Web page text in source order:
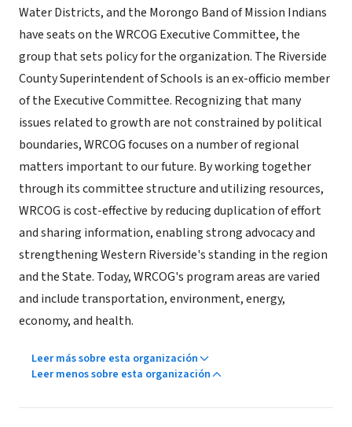
Water Districts, and the Morongo Band of Mission Indians
have seats on the WRCOG Executive Committee, the
group that sets policy for the organization. The Riverside
County Superintendent of Schools is an ex-officio member
of the Executive Committee. Recognizing that many
issues related to growth are not constrained by political
boundaries, WRCOG focuses on a number of regional
matters important to our future. By working together
through its committee structure and utilizing resources,
WRCOG is cost-effective by reducing duplication of effort
and sharing information, enabling strong advocacy and
strengthening Western Riverside's standing in the region
and the State. Today, WRCOG's program areas are varied
and include transportation, environment, energy,
economy, and health.
Leer más sobre esta organización
Leer menos sobre esta organización